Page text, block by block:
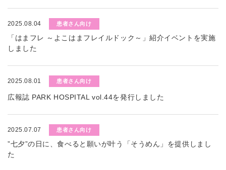
2025.08.04 患者さん向け
「はまフレ ～よこはまフレイルドック～」紹介イベントを実施
しました
2025.08.01 患者さん向け
広報誌 PARK HOSPITAL vol.44を発行しました
2025.07.07 患者さん向け
”七夕”の日に、食べると願いが叶う「そうめん」を提供しまし
た